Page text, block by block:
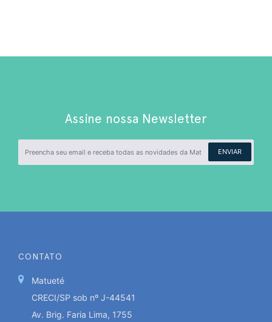
Assine nossa Newsletter
ENVIAR
CONTATO
Matueté
CRECI/SP sob nº J-44541
Av. Brig. Faria Lima, 1755